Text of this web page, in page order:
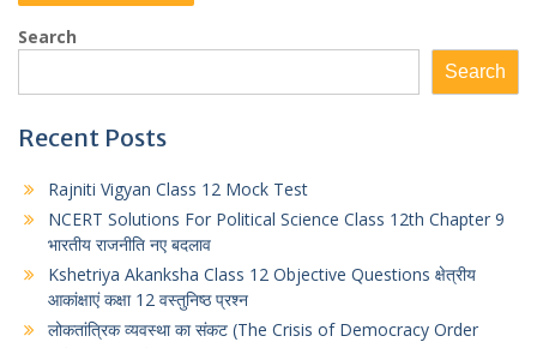
Search
Search
Recent Posts
Rajniti Vigyan Class 12 Mock Test
NCERT Solutions For Political Science Class 12th Chapter 9
भारतीय राजनीति नए बदलाव
Kshetriya Akanksha Class 12 Objective Questions क्षेत्रीय
आकांक्षाएं कक्षा 12 वस्तुनिष्ठ प्रश्न
लोकतांत्रिक व्यवस्था का संकट (The Crisis of Democracy Order